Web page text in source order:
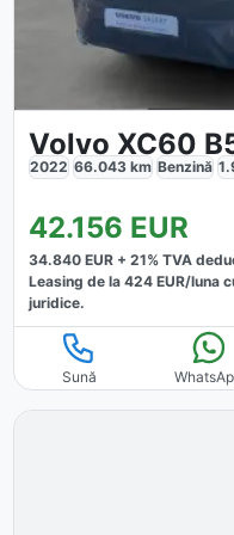
Volvo XC60
2022 66.043km Benzină
42.156 EUR
34.840EUR + 21% TVA
Leasing de la 424EUR/luna
juridice.
Sună